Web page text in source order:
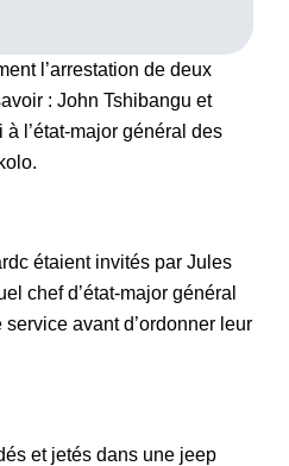
l’arrestation de deux
: John Tshibangu et
l’état-major général des
étaient invités par Jules
chef d’état-major général
avant d’ordonner leur
et jetés dans une jeep